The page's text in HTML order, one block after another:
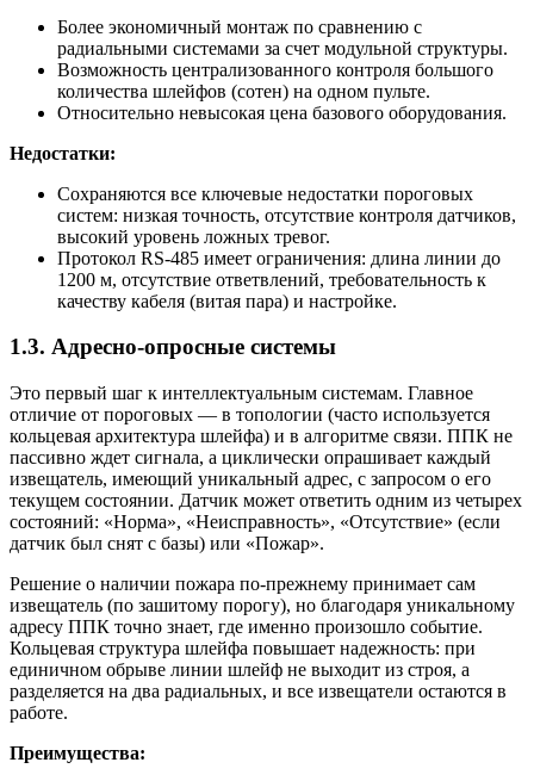
Более экономичный монтаж по сравнению с
радиальными системами за счет модульной структуры.
Возможность централизованного контроля большого
количества шлейфов (сотен) на одном пульте.
Относительно невысокая цена базового оборудования.
Недостатки:
Сохраняются все ключевые недостатки пороговых
систем: низкая точность, отсутствие контроля датчиков,
высокий уровень ложных тревог.
Протокол RS-485 имеет ограничения: длина линии до
1200 м, отсутствие ответвлений, требовательность к
качеству кабеля (витая пара) и настройке.
1.3. Адресно-опросные системы
Это первый шаг к интеллектуальным системам. Главное
отличие от пороговых — в топологии (часто используется
кольцевая архитектура шлейфа) и в алгоритме связи. ППК не
пассивно ждет сигнала, а циклически опрашивает каждый
извещатель, имеющий уникальный адрес, с запросом о его
текущем состоянии. Датчик может ответить одним из четырех
состояний: «Норма», «Неисправность», «Отсутствие» (если
датчик был снят с базы) или «Пожар».
Решение о наличии пожара по-прежнему принимает сам
извещатель (по зашитому порогу), но благодаря уникальному
адресу ППК точно знает, где именно произошло событие.
Кольцевая структура шлейфа повышает надежность: при
единичном обрыве линии шлейф не выходит из строя, а
разделяется на два радиальных, и все извещатели остаются в
работе.
Преимущества: